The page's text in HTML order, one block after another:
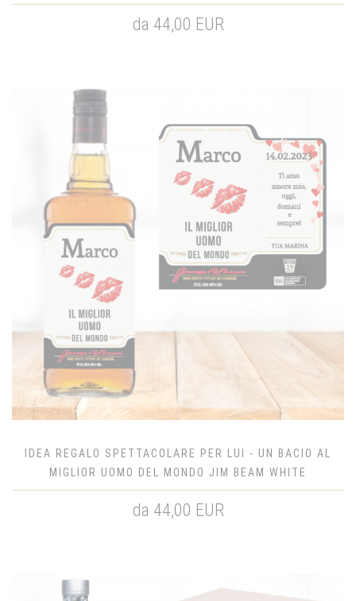
da 44,00 EUR
IDEA REGALO SPETTACOLARE PER LUI - UN BACIO AL
MIGLIOR UOMO DEL MONDO JIM BEAM WHITE
da 44,00 EUR